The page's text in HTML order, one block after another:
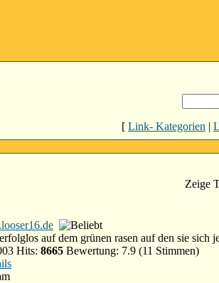
[ Link- Kategorien |
Zeige
auf dem grünen rasen auf den sie
Hits: 8665 Bewertung: 7.9 (11 Stimmen)